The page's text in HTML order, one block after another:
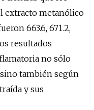
extracto metanólico
663.6, 671.2,
resultados
no sólo
también según
y sus